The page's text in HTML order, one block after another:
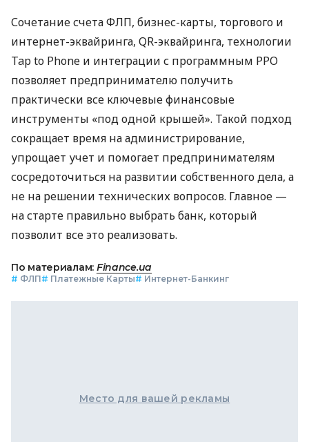
Сочетание счета ФЛП, бизнес-карты, торгового и
интернет-эквайринга, QR-эквайринга, технологии
Tap to Phone и интеграции с программным РРО
позволяет предпринимателю получить
практически все ключевые финансовые
инструменты «под одной крышей». Такой подход
сокращает время на администрирование,
упрощает учет и помогает предпринимателям
сосредоточиться на развитии собственного дела, а
не на решении технических вопросов. Главное —
на старте правильно выбрать банк, который
позволит все это реализовать.
По материалам: Finance.ua
# ФЛП# Платежные Карты# Интернет-Банкинг
Место для вашей рекламы